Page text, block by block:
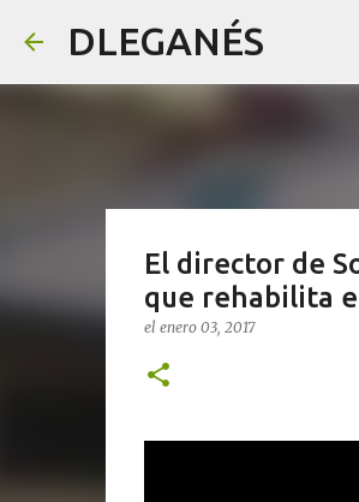
DLEGANÉS
El director de
que rehabilita
el enero 03, 2017